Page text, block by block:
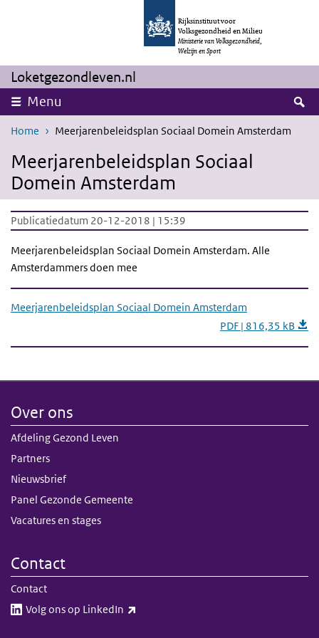
Overslaan en naar de inhoud gaan
Rijksinstituut voor
Volksgezondheid en Milieu
Ministerie van Volksgezondheid,
Welzijn en Sport
Loketgezondleven.nl
Menu
Home Meerjarenbeleidsplan Sociaal Domein Amsterdam
Meerjarenbeleidsplan Sociaal
Domein Amsterdam
Publicatiedatum 20-12-2018 | 15:39
Meerjarenbeleidsplan Sociaal Domein Amsterdam. Alle
Amsterdammers doen mee
Meerjarenbeleidsplan Sociaal Domein Amsterdam
PDF | 816,35 kB
Over ons
Afdeling Gezond Leven
Partners
Nieuwsbrief
Panel Gezonde Gemeente
Vacatures en stages
Contact
Contact
Volg ons op LinkedIn​​